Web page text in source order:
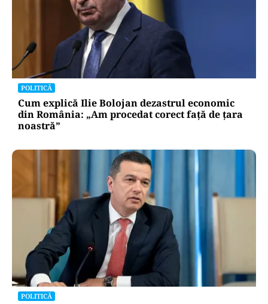
POLITICĂ
Cum explică Ilie Bolojan dezastrul economic
din România: „Am procedat corect față de țara
noastră”
POLITICĂ